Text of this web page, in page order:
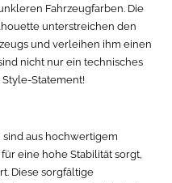
Fahrzeugfarben. Die
unterstreichen den
und verleihen ihm einen
nicht nur ein technisches
Statement!
sind aus hochwertigem
eine hohe Stabilität sorgt,
Diese sorgfältige